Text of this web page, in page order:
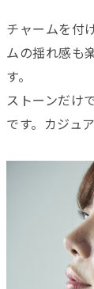
チャームを付
ムの揺れ感も
す。
ストーンだけ
です。カジュ